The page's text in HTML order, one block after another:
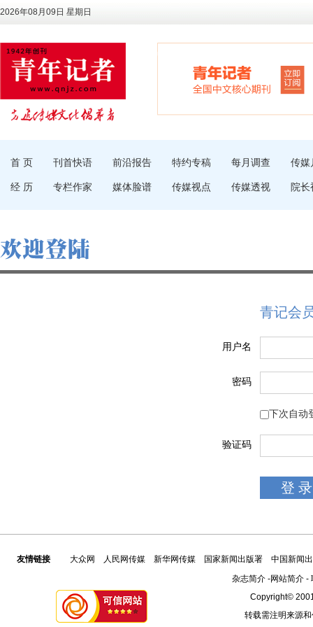
2026年08月09日 星期日
首 页 刊首快语 前沿报告 特约专稿 每月调查 传媒
经 历 专栏作家 媒体脸谱 传媒视点 传媒透视 院长
青记会
用户名
密码
下次自动
验证码
友情链接 大众网 人民网传媒 新华网传媒 国家新闻出版署
中国新闻
杂志简介 -网站简介 -
Copyright©
转载需注明来源